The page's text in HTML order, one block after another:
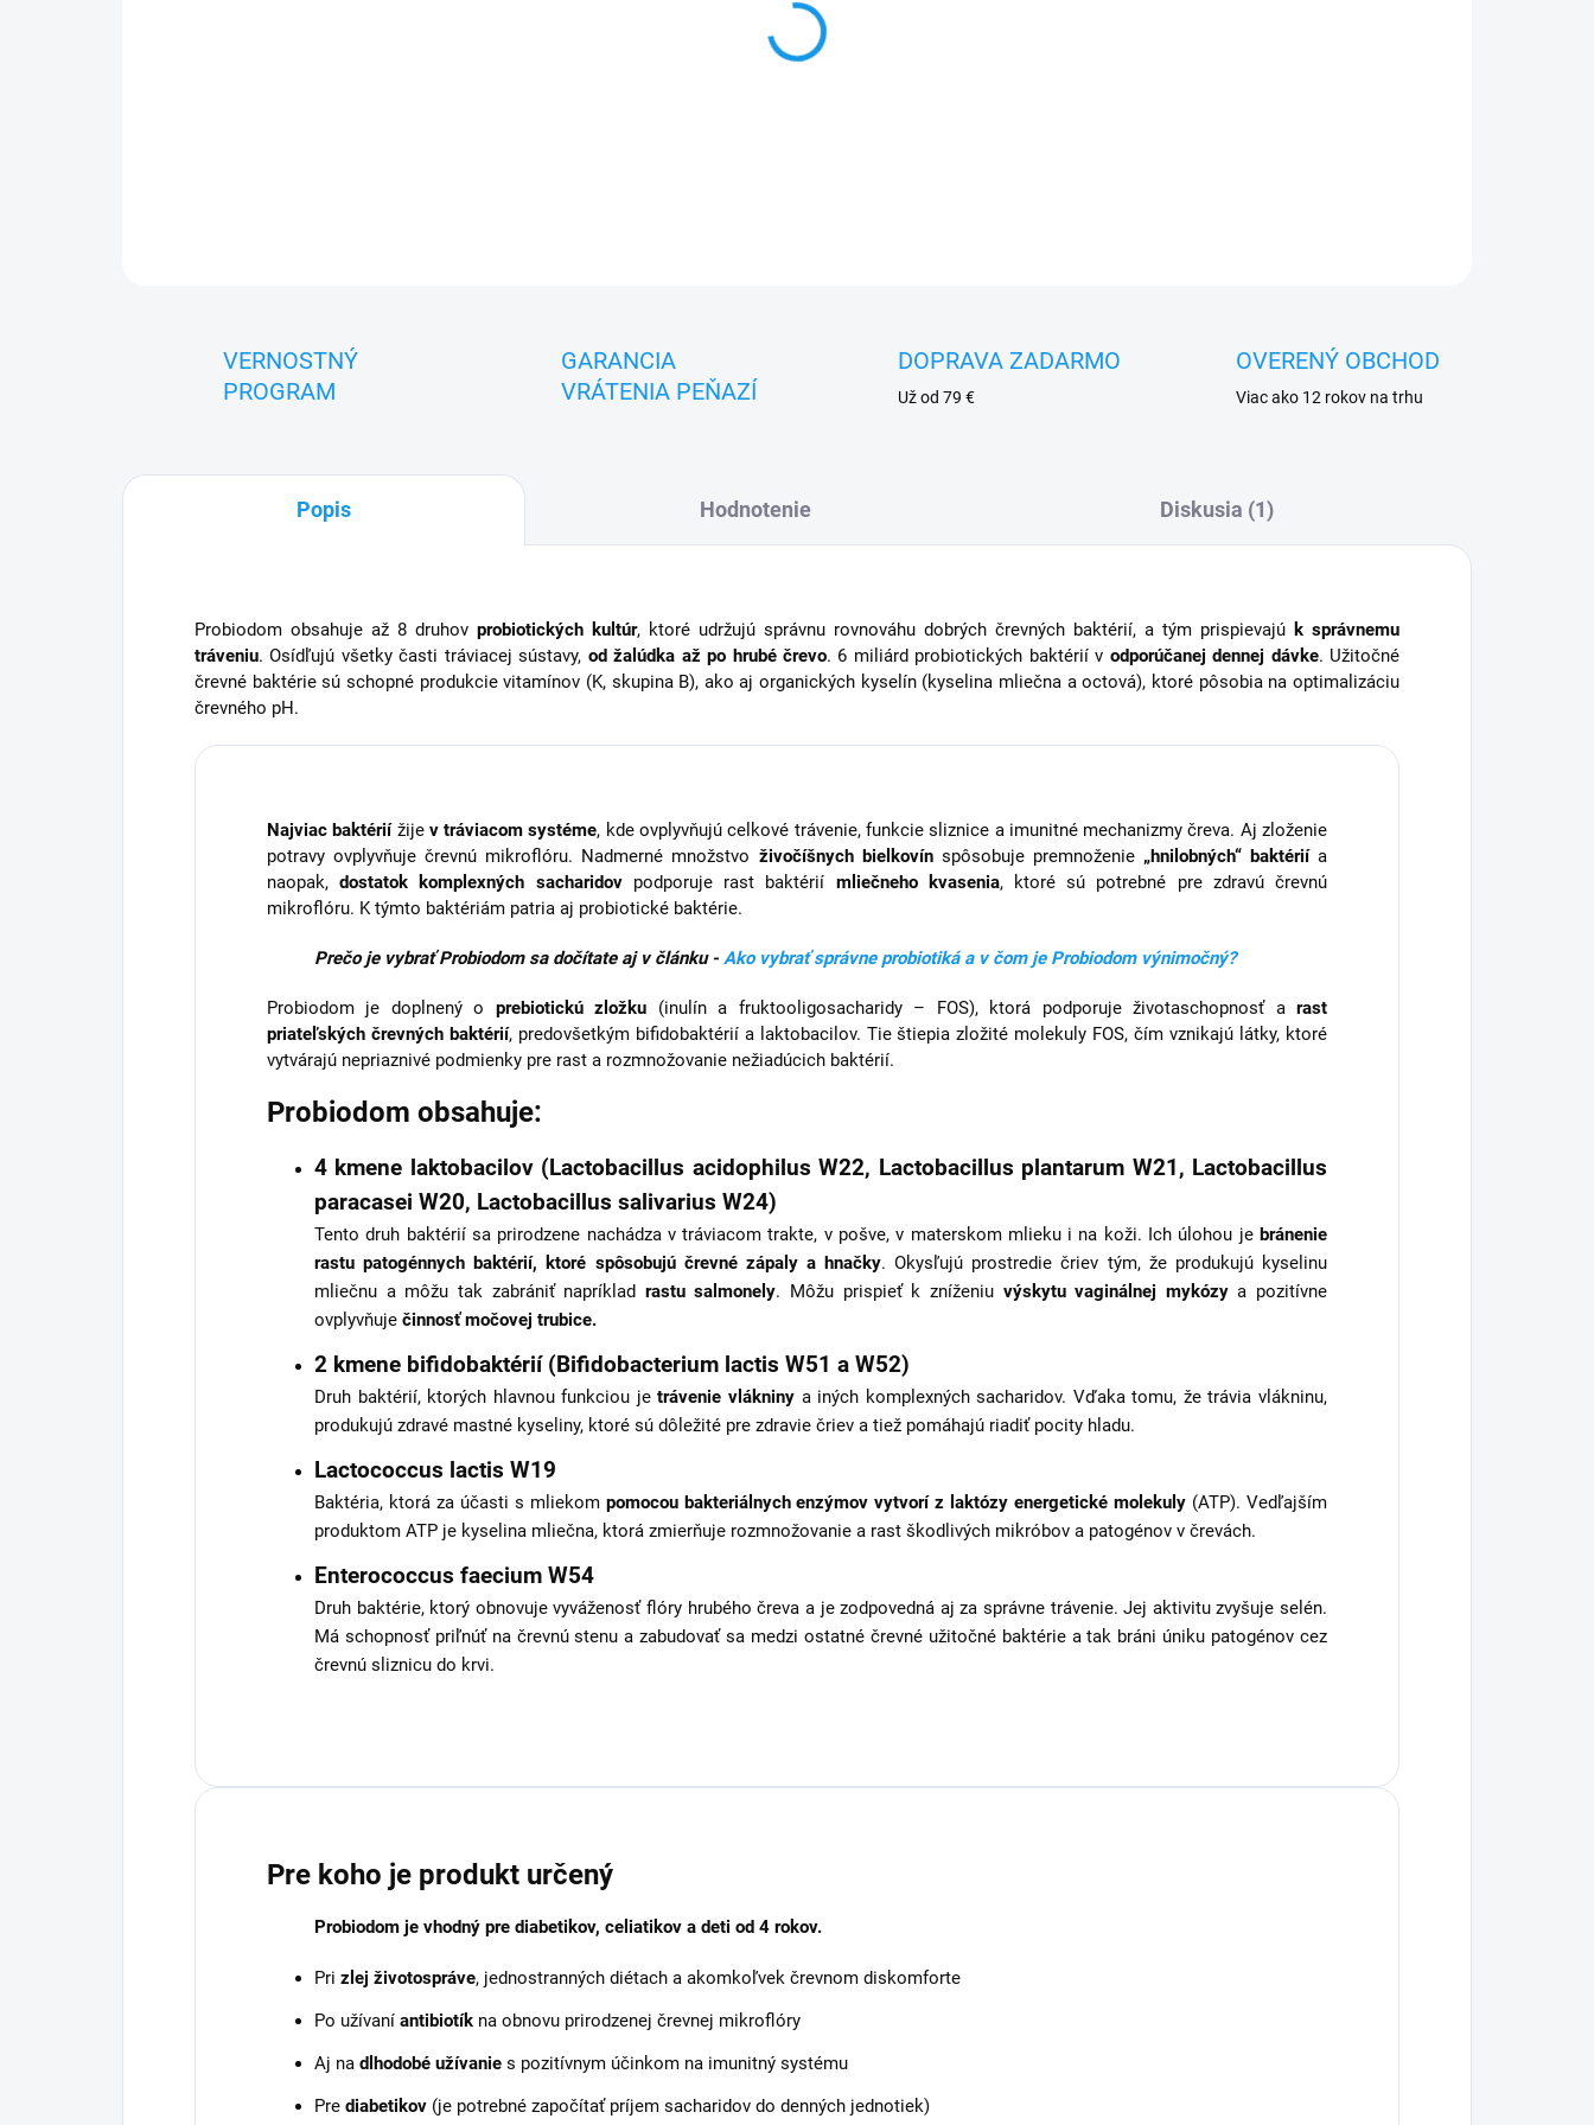
VERNOSTNÝ
PROGRAM
GARANCIA
VRÁTENIA PEŇAZÍ
DOPRAVA ZADARMO
Už od 79 €
OVERENÝ OBCHOD
Viac ako 12 rokov na trhu
Popis Hodnotenie Diskusia (1)
Probiodom obsahuje až 8 druhov probiotických kultúr, ktoré udržujú správnu rovnováhu dobrých črevných baktérií, a tým prispievajú k správnemu
tráveniu. Osídľujú všetky časti tráviacej sústavy, od žalúdka až po hrubé črevo. 6 miliárd probiotických baktérií v odporúčanej dennej dávke. Užitočné
črevné baktérie sú schopné produkcie vitamínov (K, skupina B), ako aj organických kyselín (kyselina mliečna a octová), ktoré pôsobia na optimalizáciu
črevného pH.
Najviac baktériížije v tráviacom systéme, kde ovplyvňujú celkové trávenie, funkcie sliznice a imunitné mechanizmy čreva. Aj zloženie
potravy ovplyvňuje črevnú mikroflóru. Nadmerné množstvo živočíšnych bielkovínspôsobuje premnoženie „hnilobných“ baktériía
naopak,dostatok komplexných sacharidovpodporuje rast baktérií mliečneho kvasenia, ktoré sú potrebné pre zdravú črevnú
mikroflóru. K týmto baktériám patria aj probiotické baktérie.
Prečo je vybrať Probiodom sa dočítate aj v článku - Ako vybrať správne probiotiká a v čom je Probiodom výnimočný?
Probiodom je doplnený o prebiotickú zložku (inulín a fruktooligosacharidy – FOS), ktorá podporuje životaschopnosť arast
priateľských črevných baktérií, predovšetkým bifidobaktérií a laktobacilov. Tie štiepia zložité molekuly FOS, čím vznikajú látky, ktoré
vytvárajú nepriaznivé podmienky pre rast a rozmnožovanie nežiadúcich baktérií.
Probiodom obsahuje:
4 kmene laktobacilov (Lactobacillus acidophilus W22, Lactobacillus plantarum W21, Lactobacillus
paracasei W20, Lactobacillus salivarius W24)
Tento druh baktérií sa prirodzene nachádza v tráviacom trakte, v pošve, v materskom mlieku i na koži. Ich úlohou je bránenie
rastu patogénnych baktérií, ktoré spôsobujú črevné zápaly a hnačky. Okysľujú prostredie čriev tým, že produkujú kyselinu
mliečnu a môžu tak zabrániť napríklad rastu salmonely. Môžu prispieť k zníženiu výskytu vaginálnej mykózya pozitívne
ovplyvňuje činnosť močovej trubice.
2 kmene bifidobaktérií (Bifidobacterium lactis W51 a W52)
Druh baktérií, ktorých hlavnou funkciou jetrávenie vlákninya iných komplexných sacharidov. Vďaka tomu, že trávia vlákninu,
produkujú zdravé mastné kyseliny, ktoré sú dôležité pre zdravie čriev a tiež pomáhajú riadiť pocity hladu.
Lactococcus lactis W19
Baktéria, ktorá za účasti s mliekom pomocou bakteriálnych enzýmov vytvorí z laktózy energetické molekuly (ATP). Vedľajším
produktom ATP je kyselina mliečna, ktorá zmierňuje rozmnožovanie a rast škodlivých mikróbov a patogénov v črevách.
Enterococcus faecium W54
Druh baktérie, ktorý obnovuje vyváženosť flóry hrubého čreva a je zodpovedná aj za správne trávenie. Jej aktivitu zvyšuje selén.
Má schopnosť priľnúť na črevnú stenu a zabudovať sa medzi ostatné črevné užitočné baktérie a tak bráni úniku patogénov cez
črevnú sliznicu do krvi.
Pre koho je produkt určený
Probiodom je vhodný pre diabetikov, celiatikov a deti od 4 rokov.
Pri zlej životospráve, jednostranných diétach a akomkoľvek črevnom diskomforte
Po užívaní antibiotík na obnovu prirodzenej črevnej mikroflóry
Aj na dlhodobé užívanie s pozitívnym účinkom na imunitný systému
Pre diabetikov (je potrebné započítať príjem sacharidov do denných jednotiek)